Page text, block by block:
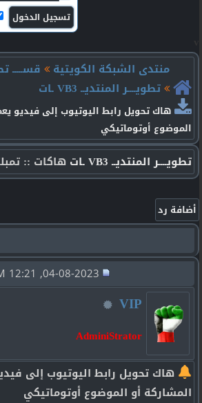
منتدى الشبكة الكويتية
قســـــ
تطويــــر المنتديــ VB3 ـات
هاك تحويل رابط اليوتيوب إلى فيديو
الموضوع أوتوماتيكي
تطويــــر المنتديــ VB3 ـات هاكات ::
VIP
AdminiStrator
هاك تحويل رابط اليوتيوب إلى
المشاركة أو الموضوع أوتوماتيكي